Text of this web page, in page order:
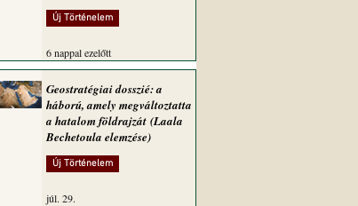
Új Történelem
6 nappal ezelőtt
Geostratégiai dosszié: a
háború, amely megváltoztatta
a hatalom földrajzát (Laala
Bechetoula elemzése)
Új Történelem
júl. 29.